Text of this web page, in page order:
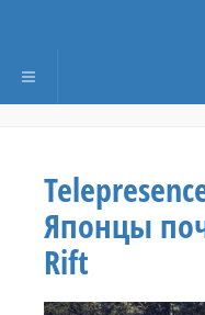
Переключить навигацию
Японцы
Rift